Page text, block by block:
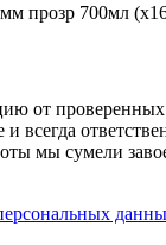
прозр 700мл
от проверенных
и всегда
мы сумели